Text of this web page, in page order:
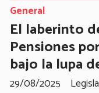
El laberinto
Pensiones
bajo la lupa
General
29/08/2025